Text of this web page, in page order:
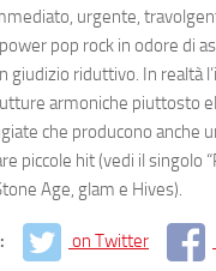
urgente,
pop rock in odore di
giudizio riduttivo. In realtà
armoniche piuttosto
che producono anche
piccole hit (vedi il singolo
Age, glam e Hives).
on Twitter